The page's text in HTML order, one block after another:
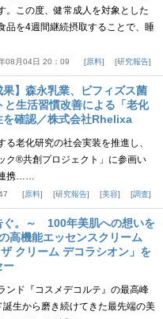
。この度、健常成人を対象とした
品を4週間継続摂取することで、睡
08月04日 20：09 原料 研究報告
果】森永乳業、ビフィズス菌
生活習慣改善による「老化
を確認／株式会社Rhelixa
老化研究の社会実装を推進し、
ク®共創プロジェクト」に参画い
連携……
原料 研究報告 美容 調査
ぐ。～ 100年美肌への想いを
高機能エッセンスクリーム
クリーム デコラシオン」を
ー
ンド『コスメデコルテ』の最高峰
生から磨き続けてきた最先端の美